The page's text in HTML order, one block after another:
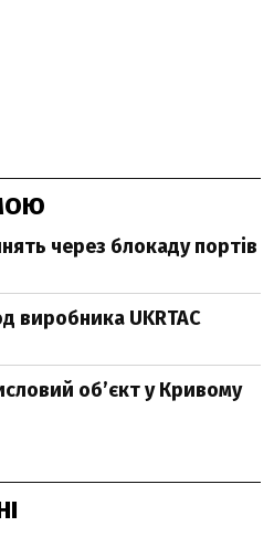
через блокаду портів
виробника UKRTAC
обʼєкт у Кривому